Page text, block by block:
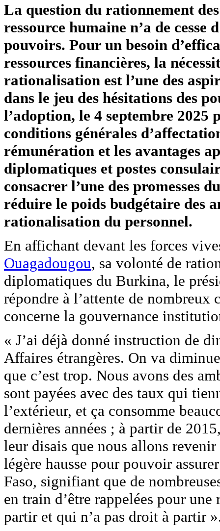
La question du rationnement
ressource humaine n’a de
pouvoirs. Pour un besoin
ressources financières, la
rationalisation est l’une des
dans le jeu des hésitations des
l’adoption, le 4 septembre
conditions générales
rémunération et les avantages
diplomatiques et postes
consacrer l’une des promesses
réduire le poids budgétaire des
rationalisation du personnel.
En affichant devant les forces
Ouagadougou, sa volonté de
diplomatiques du Burkina, le
répondre à l’attente de
concerne la gouvernance
« J’ai déjà donné instruction de
Affaires étrangères. On va
que c’est trop. Nous avons des
sont payées avec des taux qui
l’extérieur, et ça consomme
dernières années ; à partir de
leur disais que nous allons
légère hausse pour pouvoir
Faso, signifiant que de
en train d’être rappelées pour
partir et qui n’a pas droit à partir